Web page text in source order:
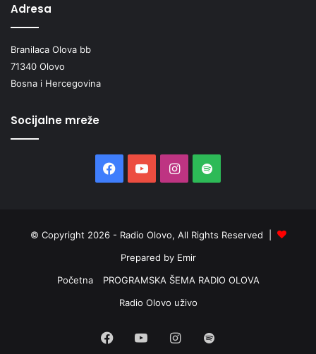
Adresa
Branilaca Olova bb
71340 Olovo
Bosna i Hercegovina
Socijalne mreže
FacebookYouTubeInstagram
Spotify
© Copyright 2026 - Radio Olovo, All Rights Reserved |
Prepared by Emir
Početna
PROGRAMSKA ŠEMA RADIO OLOVA
Radio Olovo uživo
FacebookYouTubeInstagram
Spotify